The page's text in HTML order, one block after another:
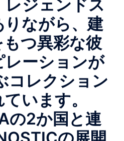
レジェンドス
ながら、建
つ異彩な彼
ーションが
コレクション
います。
の2か国と連